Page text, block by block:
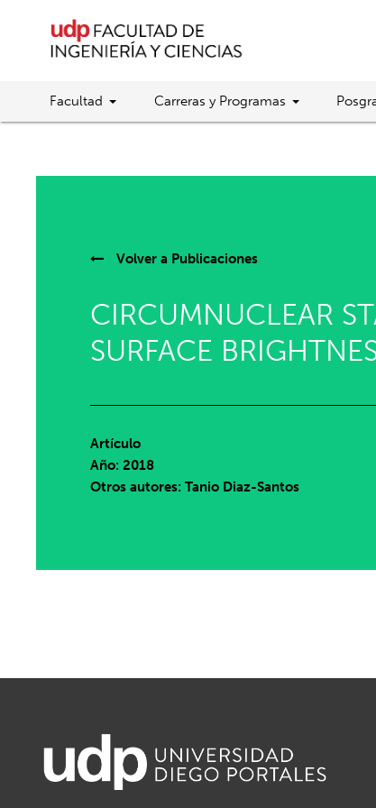
Facultad Carreras y Programas
Volver a Publicaciones
CIRCUMNUCLEAR
SURFACE
Artículo
Año: 2018
Otros autores: Tanio Diaz-Santos